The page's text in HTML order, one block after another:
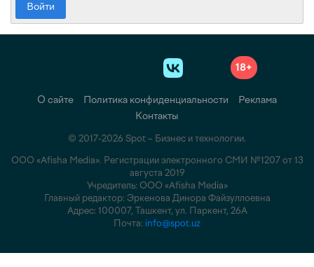
Войти
18+
О сайте Политика конфиденциальности
Реклама
Контакты
© 2017-2026 Spot – Бизнес и технологии.
ООО «Afisha Media». Регистрации электронного СМИ №1207 от 13
августа 2019
Учредитель: ООО «Afisha Media»
Главный редактор: Эркенова Динора Файзуллоевна
Адрес: 100007, Ташкент, ул. Паркент, 26А
Почта: info@spot.uz